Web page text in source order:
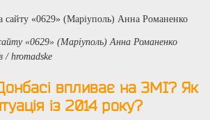
«0629» (Маріуполь) Анна Романенко
/ hromadske
впливає на ЗМІ? Як
із 2014 року?